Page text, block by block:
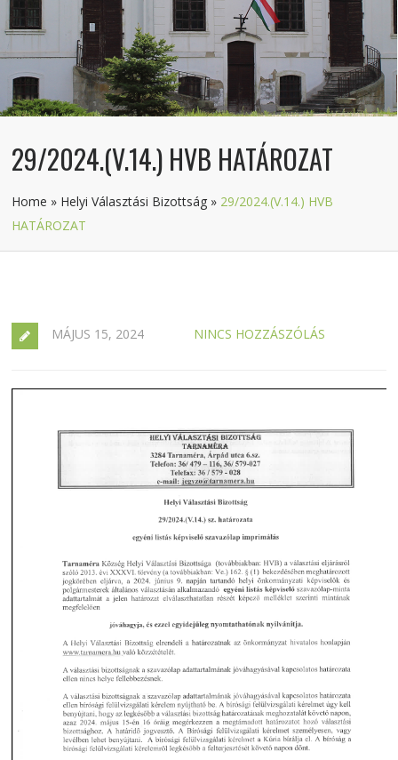
29/2024.(V.14.) HVB HATÁROZAT
Home » Helyi Választási Bizottság » 29/2024.(V.14.) HVB
HATÁROZAT
MÁJUS 15, 2024 NINCS HOZZÁSZÓLÁS